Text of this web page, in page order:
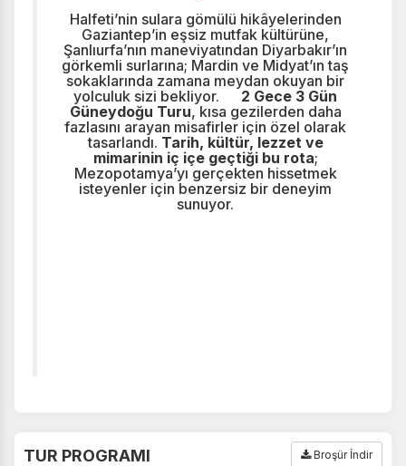
Halfeti’nin sulara gömülü hikâyelerinden
Gaziantep’in eşsiz mutfak kültürüne,
Şanlıurfa’nın maneviyatından Diyarbakır’ın
görkemli surlarına; Mardin ve Midyat’ın taş
sokaklarında zamana meydan okuyan bir
yolculuk sizi bekliyor. 2 Gece 3 Gün
Güneydoğu Turu, kısa gezilerden daha
fazlasını arayan misafirler için özel olarak
tasarlandı. Tarih, kültür, lezzet ve
mimarinin iç içe geçtiği bu rota;
Mezopotamya’yı gerçekten hissetmek
isteyenler için benzersiz bir deneyim
sunuyor.
TUR PROGRAMI Broşür İndir